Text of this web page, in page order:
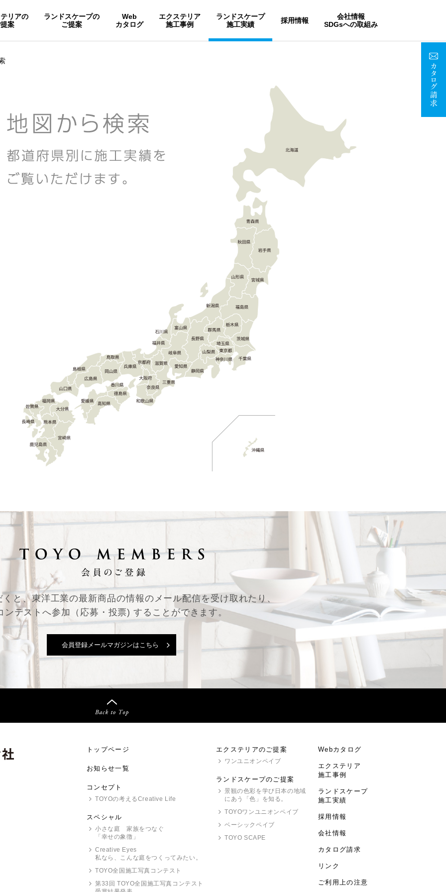
リアの
案
ランドスケープの
ご提案
Web
カタログ
エクステリア
施工事例
ランドスケープ
施工実績
採用情報
会社情報
SDGsへの取組み
くと、東洋工業の最新商品の情報のメール配信を受け取れたり、
ンテストへ参加（応募・投票) することができます。
会員登録メールマガジンはこちら
トップページ
お知らせ一覧
コンセプト
TOYOの考えるCreative Life
スペシャル
小さな庭 家族をつなぐ
「幸せの象徴」
Creative Eyes
私なら、こんな庭をつくってみたい。
TOYO全国施工写真コンテスト
第33回 TOYO全国施工写真コンテスト
エクステリアのご提案
ワンユニオンペイブ
ランドスケープのご提案
景観の色彩を学び日本の地域
にあう「色」を知る。
TOYOワンユニオンペイブ
ベーシックペイブ
TOYO SCAPE
Webカタログ
エクステリア
施工事例
ランドスケープ
施工実績
採用情報
会社情報
カタログ請求
リンク
ご利用上の注意